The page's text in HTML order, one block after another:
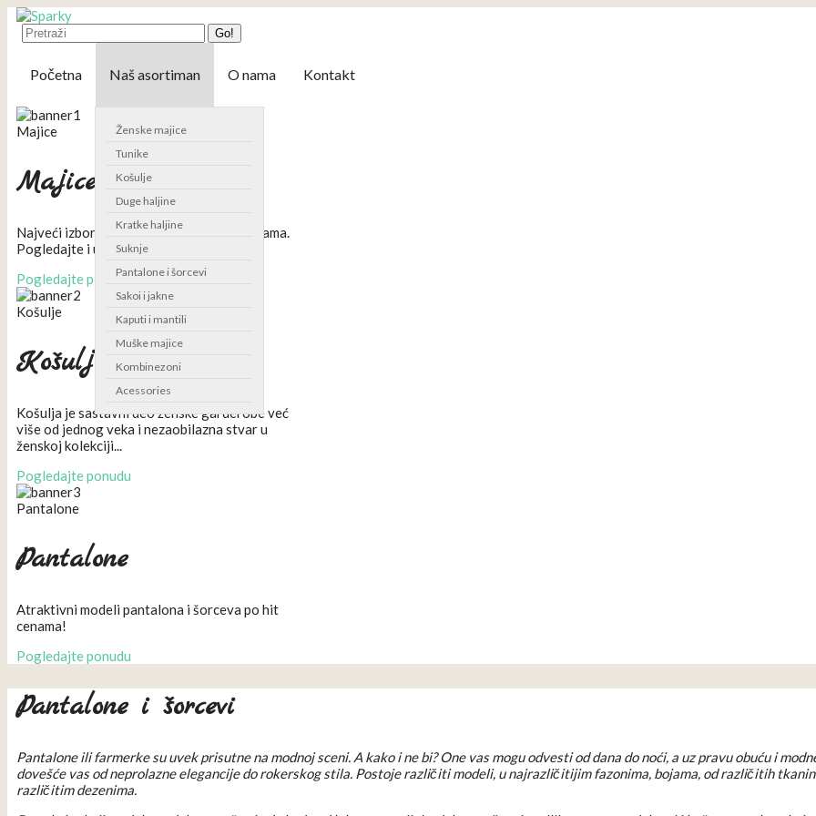
Go!
Početna Naš asortiman
Ženske majice
Tunike
Košulje
Duge haljine
Kratke haljine
Suknje
Pantalone i šorcevi
Sakoi i jakne
Kaputi i mantili
Muške majice
Kombinezoni
Acessories
O nama Kontakt
Majice
Majice
Najveći izbor majici po najpovoljnijim cenama.
Pogledajte i uverite se!
Pogledajte ponudu
Košulje
Košulje
Košulja je sastavni deo ženske garderobe već
više od jednog veka i nezaobilazna stvar u
ženskoj kolekciji...
Pogledajte ponudu
Pantalone
Pantalone
Atraktivni modeli pantalona i šorceva po hit
cenama!
Pogledajte ponudu
Pantalone i šorcevi
Pantalone ili farmerke su uvek prisutne na modnoj sceni. A kako i ne bi? One vas mogu odvesti od dana do noći, a uz pravu obuću i
dovešće vas od neprolazne elegancije do rokerskog stila. Postoje različiti modeli, u najrazličitijim fazonima, bojama, od različitih
različitim dezenima.